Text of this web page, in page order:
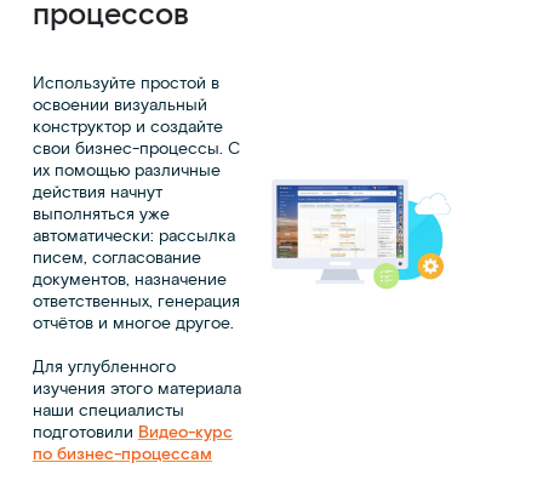
процессов
Используйте простой в
освоении визуальный
конструктор и создайте
свои бизнес-процессы. С
их помощью различные
действия начнут
выполняться уже
автоматически: рассылка
писем, согласование
документов, назначение
ответственных, генерация
отчётов и многое другое.
Для углубленного
изучения этого материала
наши специалисты
подготовили Видео-курс
по бизнес-процессам